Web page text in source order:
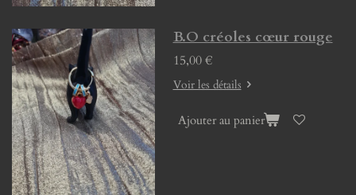
B.O créoles cœur rouge
15,00 €
Voir les détails
Ajouter au panier